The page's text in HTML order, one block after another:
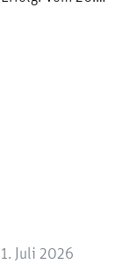
1. Juli 2026